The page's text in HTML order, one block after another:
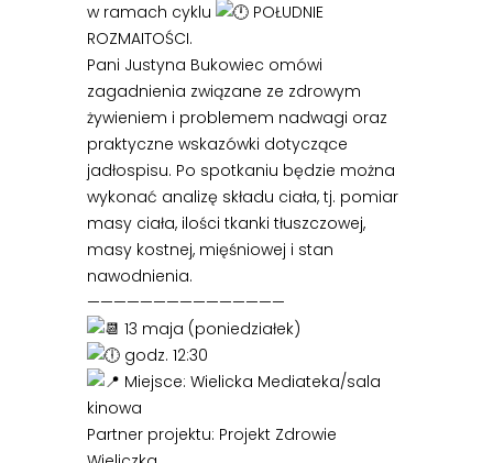
w ramach cyklu
POŁUDNIE
ROZMAITOŚCI.
Pani Justyna Bukowiec omówi
zagadnienia związane ze zdrowym
żywieniem i problemem nadwagi oraz
praktyczne wskazówki dotyczące
jadłospisu. Po spotkaniu będzie można
wykonać analizę składu ciała, tj. pomiar
masy ciała, ilości tkanki tłuszczowej,
masy kostnej, mięśniowej i stan
nawodnienia.
———————————————
13 maja (poniedziałek)
godz. 12:30
Miejsce: Wielicka Mediateka/sala
kinowa
Partner projektu: Projekt Zdrowie